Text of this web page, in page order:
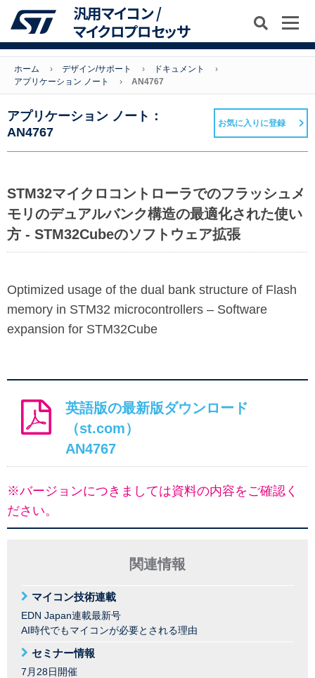
汎用マイコン /
マイクロプロセッサ
ホーム デザイン/サポート
ドキュメント
アプリケーション ノート
AN4767
アプリケーション ノート：
AN4767
お気に入りに登録
STM32マイクロコントローラでのフラッシュメ
モリのデュアルバンク構造の最適化された使い
方 - STM32Cubeのソフトウェア拡張
Optimized usage of the dual bank structure of Flash
memory in STM32 microcontrollers – Software
expansion for STM32Cube
英語版の最新版ダウンロード
（st.com）
AN4767
※バージョンにつきましては資料の内容をご確認く
ださい。
関連情報
マイコン技術連載
EDN Japan連載最新号
AI時代でもマイコンが必要とされる理由
セミナー情報
7月28日開催